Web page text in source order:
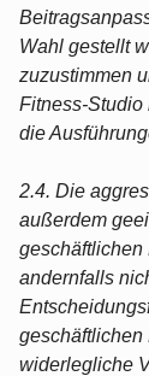
Wahl gestellt
zuzustimmen
Fitness-Studio
die
2.4. Die
außerdem
geschäftlichen
andernfalls
geschäftlichen
widerlegliche